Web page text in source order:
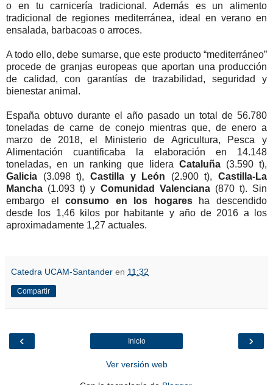
o en tu carnicería tradicional. Además es un alimento
tradicional de regiones mediterránea, ideal en verano en
ensalada, barbacoas o arroces.
A todo ello, debe sumarse, que este producto “mediterráneo”
procede de granjas europeas que aportan una producción
de calidad, con garantías de trazabilidad, seguridad y
bienestar animal.
España obtuvo durante el año pasado un total de 56.780
toneladas de carne de conejo mientras que, de enero a
marzo de 2018, el Ministerio de Agricultura, Pesca y
Alimentación cuantificaba la elaboración en 14.148
toneladas, en un ranking que lidera Cataluña (3.590 t),
Galicia (3.098 t), Castilla y León (2.900 t), Castilla-La
Mancha (1.093 t) y Comunidad Valenciana(870 t). Sin
embargo elconsumo en los hogaresha descendido
desde los 1,46 kilos por habitante y año de 2016 a los
aproximadamente 1,27 actuales.
Catedra UCAM-Santander en 11:32
Compartir
‹ ›
Inicio
Ver versión web